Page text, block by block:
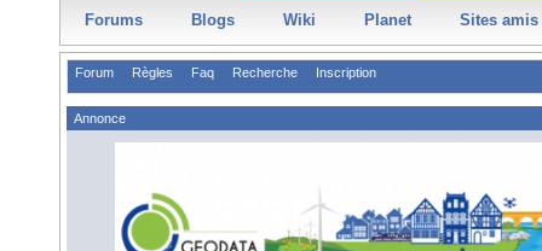
Forums Blogs Wiki Planet Sites amis
Forum Règles Faq Recherche Inscription
Annonce